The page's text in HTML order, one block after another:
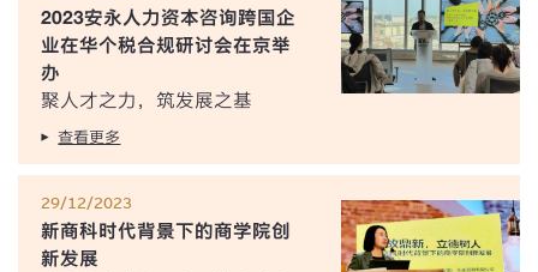
2023安永人力资本咨询跨国企
业在华个税合规研讨会在京举
办
聚人才之力，筑发展之基
查看更多
29/12/2023
新商科时代背景下的商学院创
新发展